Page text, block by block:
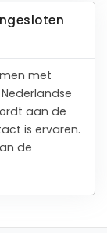
met
aan de
is ervaren.
de